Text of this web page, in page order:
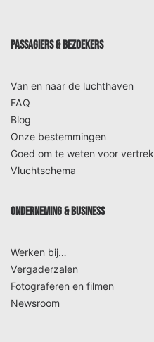
PASSAGIERS & BEZOEKERS
Van en naar de luchthaven
FAQ
Blog
Onze bestemmingen
Goed om te weten voor vertrek
Vluchtschema
ONDERNEMING & BUSINESS
Werken bij…
Vergaderzalen
Fotograferen en filmen
Newsroom